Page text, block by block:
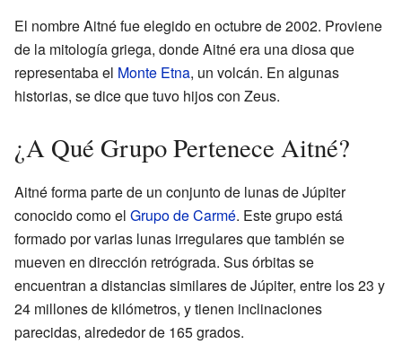
El nombre Aitné fue elegido en octubre de 2002. Proviene
de la mitología griega, donde Aitné era una diosa que
representaba el Monte Etna, un volcán. En algunas
historias, se dice que tuvo hijos con Zeus.
¿A Qué Grupo Pertenece Aitné?
Aitné forma parte de un conjunto de lunas de Júpiter
conocido como el Grupo de Carmé. Este grupo está
formado por varias lunas irregulares que también se
mueven en dirección retrógrada. Sus órbitas se
encuentran a distancias similares de Júpiter, entre los 23 y
24 millones de kilómetros, y tienen inclinaciones
parecidas, alrededor de 165 grados.